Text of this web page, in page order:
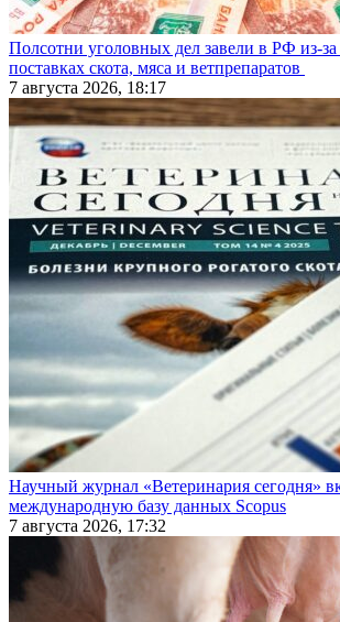
Полсотни уголовных дел завели в РФ из-
поставках скота, мяса и ветпрепаратов
7 августа 2026, 18:17
Научный журнал «Ветеринария сегодня»
международную базу данных Scopus
7 августа 2026, 17:32